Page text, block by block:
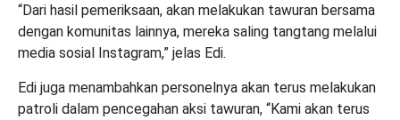
“Dari hasil pemeriksaan, akan melakukan tawuran bersama
dengan komunitas lainnya, mereka saling tangtang melalui
media sosial Instagram,” jelas Edi.
Edi juga menambahkan personelnya akan terus melakukan
patroli dalam pencegahan aksi tawuran, “Kami akan terus